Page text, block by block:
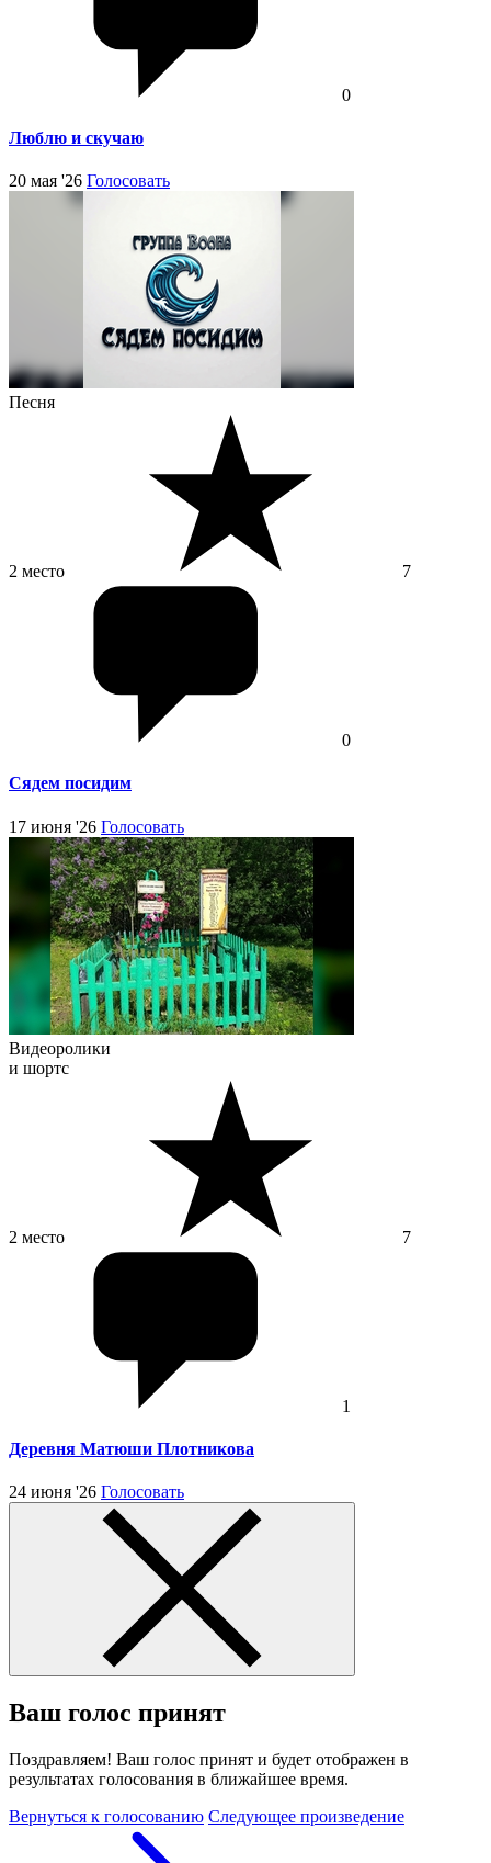
0
Люблю и скучаю
20 мая '26 Голосовать
Песня
2 место 7
0
Сядем посидим
17 июня '26 Голосовать
Видеоролики
и шортс
2 место 7
1
Деревня Матюши Плотникова
24 июня '26 Голосовать
Ваш голос принят
Поздравляем! Ваш голос принят и будет отображен в
результатах голосования в ближайшее время.
Вернуться к голосованию Следующее произведение